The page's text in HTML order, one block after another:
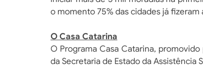
o momento 75% das cidades já
O Casa Catarina
O Programa Casa Catarina,
da Secretaria de Estado da Assistência